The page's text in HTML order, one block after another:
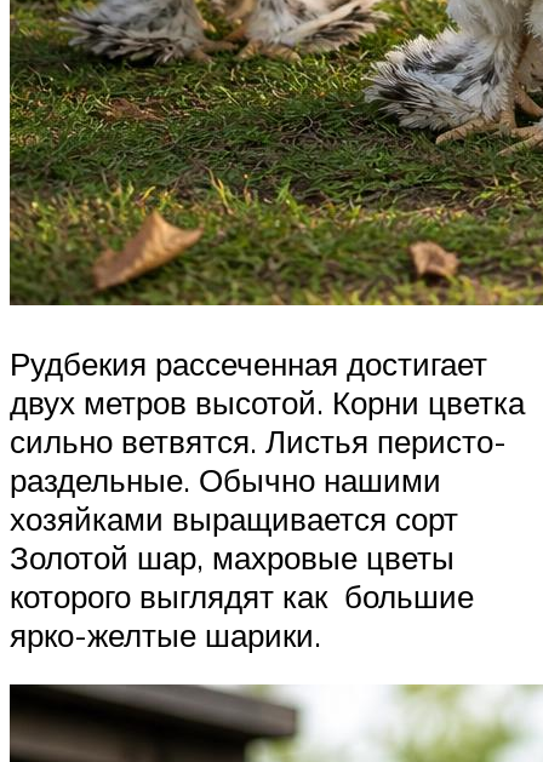
Рудбекия рассеченная достигает
двух метров высотой. Корни цветка
сильно ветвятся. Листья перисто-
раздельные. Обычно нашими
хозяйками выращивается сорт
Золотой шар, махровые цветы
которого выглядят как большие
ярко-желтые шарики.